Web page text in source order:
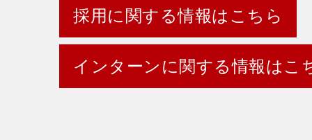
採用に関する情報はこちら
インターンに関する情報はこ